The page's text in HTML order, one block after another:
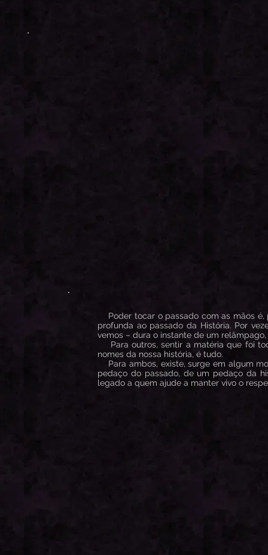
Poder tocar o passado com as mãos é,
profunda ao passado da História. Por
vemos – dura o instante de um
Para outros, sentir a matéria que foi
nomes da nossa história, é tudo.
Para ambos, existe, surge em algum
pedaço do passado, de um pedaço da
legado a quem ajude a manter vivo o